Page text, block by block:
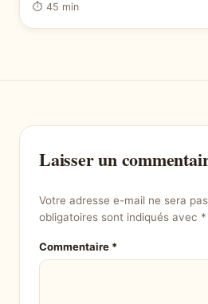
⏱ 45 min
Laisser un
Votre adresse e-mail ne sera
obligatoires sont indiqués avec *
Commentaire *